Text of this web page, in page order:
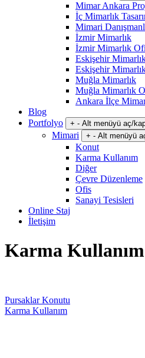
Mimar Ankara
İç Mimarlık
Mimari
İzmir Mimarlık
İzmir Mimarlık
Eskişehir
Eskişehir
Muğla Mimarlık
Muğla Mimarlık
Ankara İlçe
Blog
Portfolyo
+ - Alt menüyü aç/
Mimari + - Alt menüyü
Konut
Karma Kullanım
Diğer
Çevre Düzenleme
Ofis
Sanayi Tesisleri
Online Staj
İletişim
Karma Kullanım
Pursaklar Konutu
Karma Kullanım